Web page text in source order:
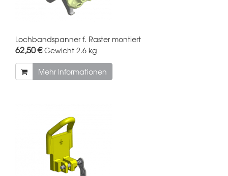
Lochbandspanner f. Raster montiert
62,50 €Gewicht 2.6 kg
Mehr Informationen